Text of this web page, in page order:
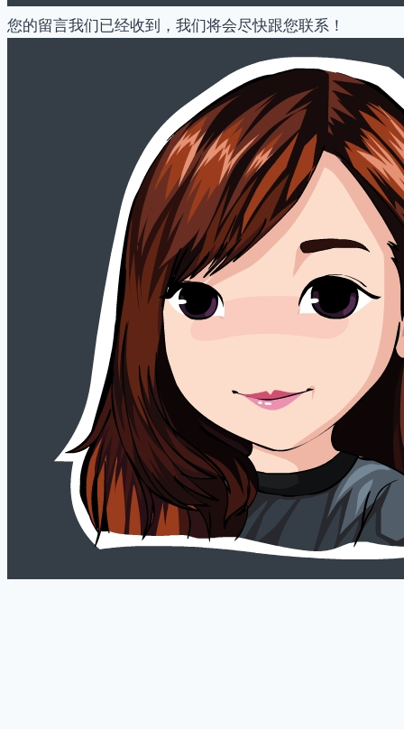
您的留言我们已经收到，我们将会尽快跟您联系！